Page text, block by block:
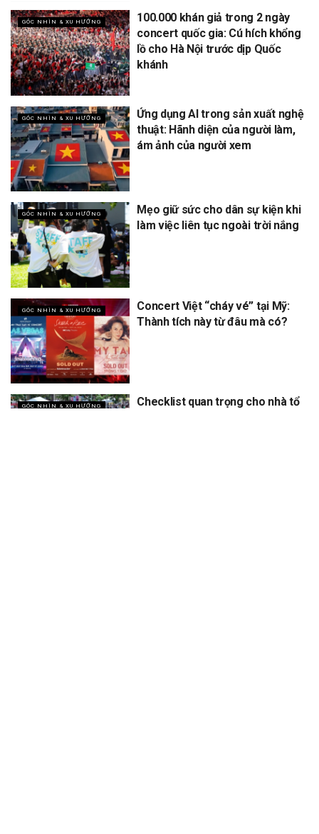
GÓC NHÌN & XU HƯỚNG
100.000 khán giả trong 2 ngày
concert quốc gia: Cú hích khổng
lồ cho Hà Nội trước dịp Quốc
khánh
GÓC NHÌN & XU HƯỚNG
Ứng dụng AI trong sản xuất nghệ
thuật: Hãnh diện của người làm,
ám ảnh của người xem
GÓC NHÌN & XU HƯỚNG
Mẹo giữ sức cho dân sự kiện khi
làm việc liên tục ngoài trời nắng
GÓC NHÌN & XU HƯỚNG
Concert Việt “cháy vé” tại Mỹ:
Thành tích này từ đâu mà có?
GÓC NHÌN & XU HƯỚNG
Checklist quan trọng cho nhà tổ